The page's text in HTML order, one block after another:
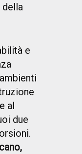
della
e
al
due